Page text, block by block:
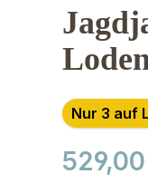
Nur 3 auf